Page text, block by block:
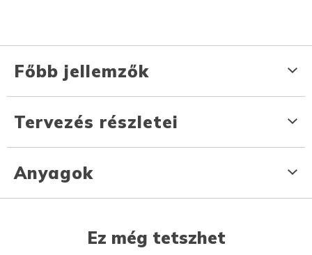
Főbb jellemzők
Tervezés részletei
Anyagok
Ez még tetszhet